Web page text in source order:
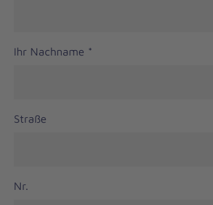
Ihr Nachname *
Straße
Nr.